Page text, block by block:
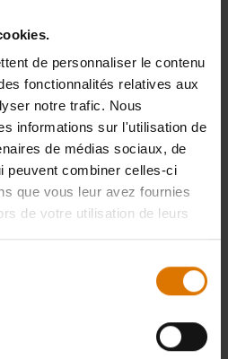
de personnaliser le contenu
fonctionnalités relatives aux
notre trafic. Nous
informations sur l'utilisation de
de médias sociaux, de
peuvent combiner celles-ci
que vous leur avez fournies
de votre utilisation de leurs